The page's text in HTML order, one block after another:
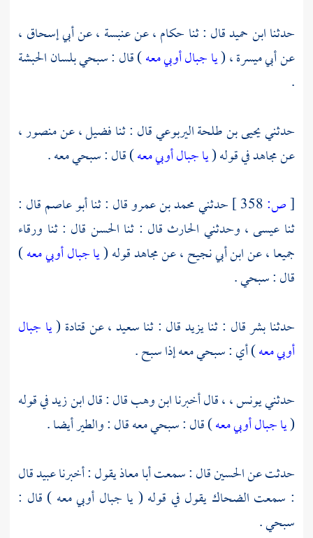
حدثناابن حميدقال : ثنا حكام ،عنعنبسة ،عنأبي إسحاق ،
عنأبي ميسرة ،(يا جبال أوبي معه) قال : سبحي بلسان الحبشة
.
حدثنييحيى بن طلحة اليربوعيقال : ثنافضيل ،عنمنصور ،
عنمجاهدفي قوله (يا جبال أوبي معه) قال : سبحي معه .
[ص: حدثنيمحمد بن عمروقال : ثناأبو عاصمقال :
ثنا عيسى ، وحدثني الحارث قال : ثنا الحسن قال : ثنا ورقاء
جميعا ، عنابن أبي نجيح ،عنمجاهدقوله (يا جبال أوبي معه)
قال : سبحي .
حدثنابشرقال : ثنايزيدقال : ثناسعيد ،عنقتادة (يا جبال
أوبي معه) أي : سبحي معه إذا سبح .
حدثنييونس ، ،قال أخبرناابن وهبقال : قالابن زيدفي قوله
(يا جبال أوبي معه) قال : سبحي معه قال : والطير أيضا .
حدثت عنالحسينقال : سمعتأبا معاذيقول : أخبرناعبيدقال
: سمعت الضحاك يقول في قوله ( يا جبال أوبي معه ) قال :
سبحي .